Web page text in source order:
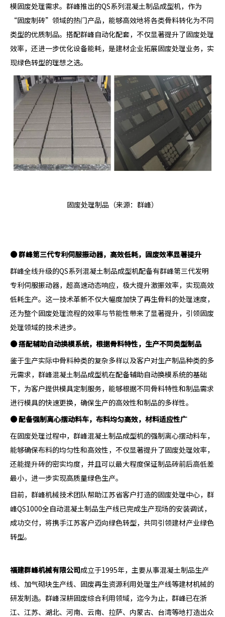
模固废处理需求。群峰推出的QS系列混凝土制品成型机，作为
“固废制砖”领域的热门产品，能够高效地将各类骨料转化为不同
类型的优质制品。搭配群峰自动化配套，不仅显著提升了固废处理
效率，还进一步优化设备能耗，是建材企业拓展固废处理业务，实
现绿色转型的理想之选。
固废处理制品（来源：群峰）
●群峰第三代专利伺服振动器，高效低耗，固废效率显著提升
群峰全线升级的QS系列混凝土制品成型机配备有群峰第三代发明
专利伺服振动器，超高速动态响应，极大提升激振效率，实现高效
低耗生产。这一技术革新不仅大幅度加快了再生骨料的处理速度，
还为整个固废处理流程的效率与节能性带来了显著提升，引领固废
处理领域的技术进步。
●搭配辅助自动换模系统，根据骨料特性，生产不同类型制品
鉴于生产实际中骨料种类的复杂多样以及客户对生产制品种类的多
元需求，群峰混凝土制品成型机在配备辅助自动换模系统的基础
下，为客户提供模具定制服务，能够根据不同骨料特性和制品需求
进行模具的快速更换，确保生产的高效性和制品的多样性。
●配备强制离心摆动料车，布料均匀高效，材料适应性广
在固废处理过程中，群峰混凝土制品成型机的强制离心摆动料车，
能够确保布料的均匀性和高效性，不仅显著提升了固废处理效率，
还能提升砖的密实均度，并且可以最大程度保证制品砖前后高低差
最小，进一步实现高质量绿色生产。
目前，群峰机械技术团队帮助江苏省客户打造的固废处理中心，群
峰QS1000全自动混凝土制品生产线已完成生产现场的安装调试，
成功交付，将携手江苏客户迈向绿色转型，共同引领建材产业绿色
转型。
福建群峰机械有限公司成立于1995年，主要从事混凝土制品生产
线、加气砌块生产线、固废再生资源利用处理生产线等建材机械的
研发制造。群峰深耕固废综合利用领域，迄今为止，群峰已在浙
江、江苏、湖北、河南、云南、拉萨、内蒙古、台湾等地打造出众